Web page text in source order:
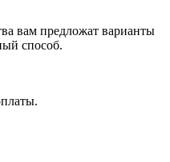
вам предложат варианты
способ.